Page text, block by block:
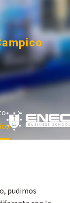
pudimos